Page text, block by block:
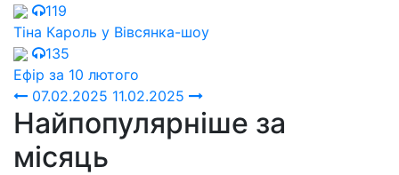
119
Тіна Кароль у Вівсянка-шоу
135
Ефір за 10 лютого
07.02.2025 11.02.2025
Найпопулярніше за
місяць